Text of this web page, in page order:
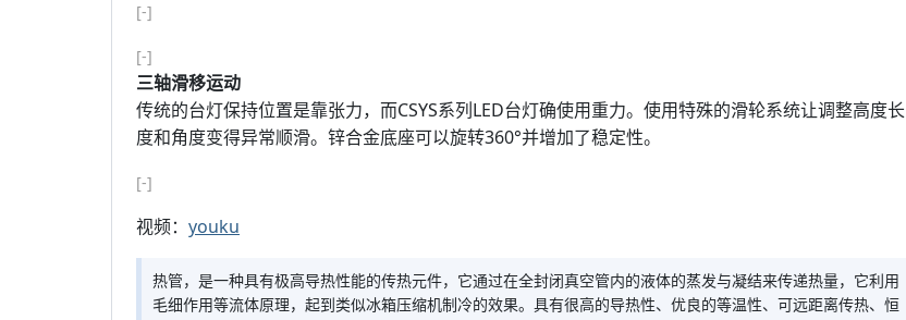
[-]
[-]
三轴滑移运动
传统的台灯保持位置是靠张力，而CSYS系列LED台灯确使用重力。使用特殊的滑轮系统让调整高度长
度和角度变得异常顺滑。锌合金底座可以旋转360°并增加了稳定性。
[-]
视频： youku
热管，是一种具有极高导热性能的传热元件，它通过在全封闭真空管内的液体的蒸发与凝结来传递热量，它利用
毛细作用等流体原理，起到类似冰箱压缩机制冷的效果。具有很高的导热性、优良的等温性、可远距离传热、恒